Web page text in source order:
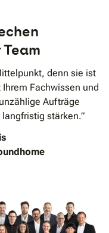
denn sie ist
Fachwissen und
Aufträge
stärken.”